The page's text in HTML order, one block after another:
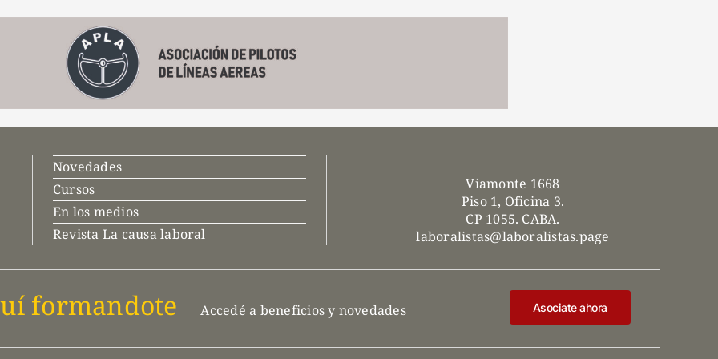
Novedades
Cursos
En los medios
Revista La causa laboral
Viamonte 1668
Piso 1, Oficina 3.
CP 1055. CABA.
laboralistas@laboralistas.page
formandote Accedé a beneficios y novedades Asociate ahora